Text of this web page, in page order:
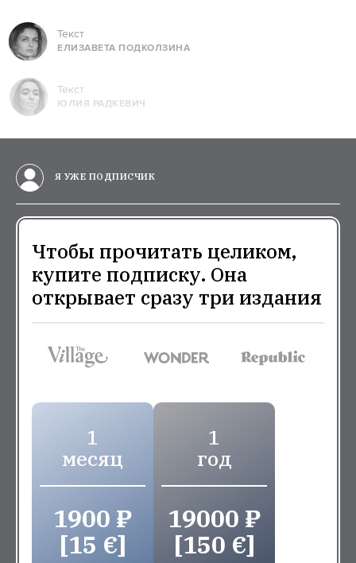
Текст
ЕЛИЗАВЕТА ПОДКОЛЗИНА
Текст
ЮЛИЯ РАДКЕВИЧ
Я УЖЕ ПОДПИСЧИК
Чтобы прочитать целиком,
купите подписку. Она
открывает сразу три издания
1
месяц
1900 ₽
[15 €]
1
год
19000 ₽
[150 €]